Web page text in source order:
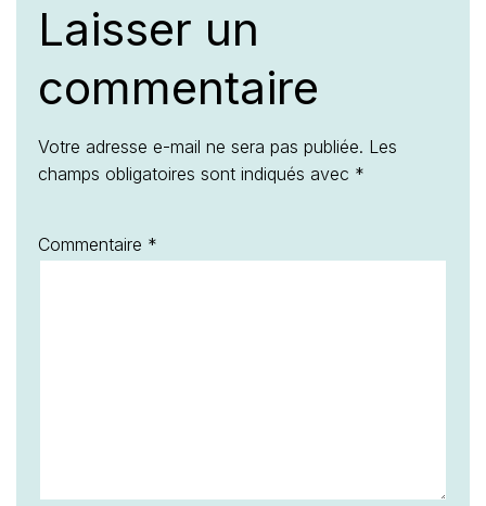
Laisser un
commentaire
Votre adresse e-mail ne sera pas publiée. Les
champs obligatoires sont indiqués avec *
Commentaire *